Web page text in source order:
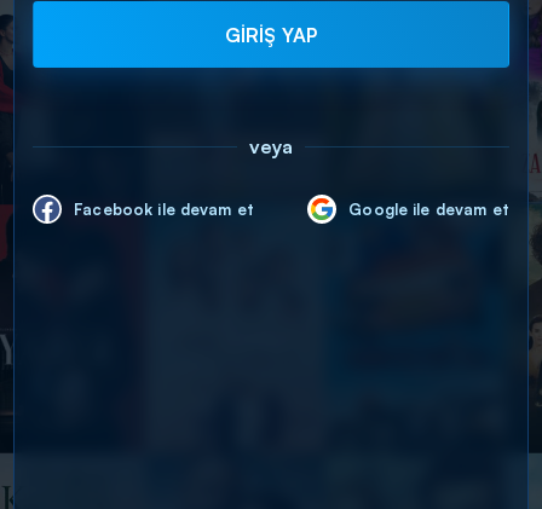
GİRİŞ YAP
veya
Facebook ile devam et Google ile devam et